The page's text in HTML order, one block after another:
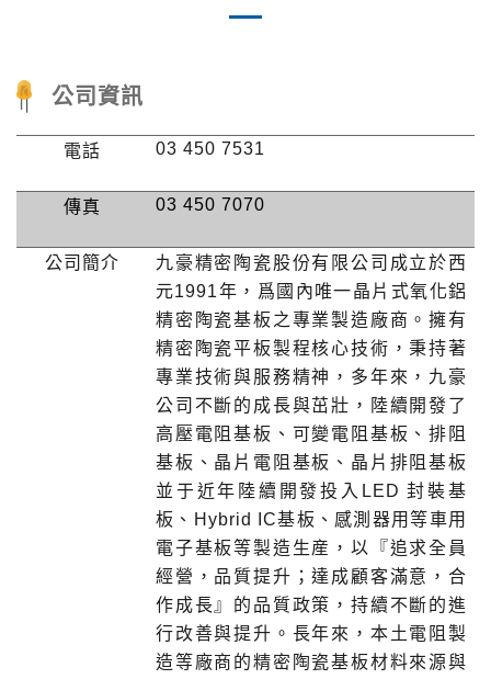
公司資訊
電話 03 450 7531
傳真 03 450 7070
公司簡介
九豪精密陶瓷股份有限公司成立於西
元1991年，爲國內唯一晶片式氧化鋁
精密陶瓷基板之專業製造廠商。擁有
精密陶瓷平板製程核心技術，秉持著
專業技術與服務精神，多年來，九豪
公司不斷的成長與茁壯，陸續開發了
高壓電阻基板、可變電阻基板、排阻
基板、晶片電阻基板、晶片排阻基板
並于近年陸續開發投入 LED封裝基
板、 Hybrid IC基板、感測器用等車用
電子基板等製造生産，以『追求全員
經營，品質提升；達成顧客滿意，合
作成長』的品質政策，持續不斷的進
行改善與提升。長年來，本土電阻製
造等廠商的精密陶瓷基板材料來源與